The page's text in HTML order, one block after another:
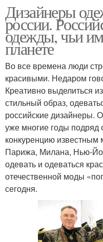
Дизайнеры
россии.
одежды, чьи
планете
Во все времена люди
красивыми. Недаром
Креативно выделиться
стильный образ,
российские дизайнеры.
уже многие годы подряд
конкуренцию
Парижа, Милана, Нью-
одевать и одеваться
отечественной моды
сегодня.